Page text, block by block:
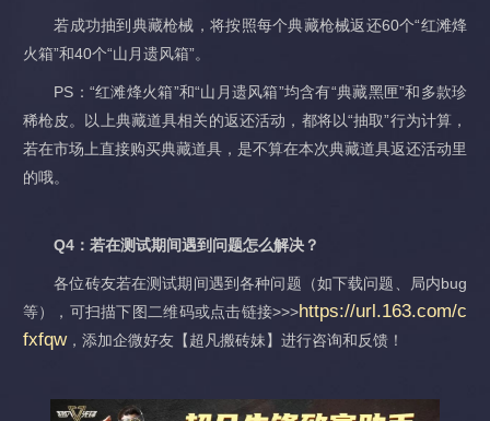
若成功抽到典藏枪械，将按照每个典藏枪械返还60个“红滩烽
火箱”和40个“山月遗风箱”。
PS：“红滩烽火箱”和“山月遗风箱”均含有“典藏黑匣”和多款珍
稀枪皮。以上典藏道具相关的返还活动，都将以“抽取”行为计算，
若在市场上直接购买典藏道具，是不算在本次典藏道具返还活动里
的哦。
Q4：若在测试期间遇到问题怎么解决？
各位砖友若在测试期间遇到各种问题（如下载问题、局内bug
等），可扫描下图二维码或点击链接>>>https://url.163.com/c
fxfqw，添加企微好友【超凡搬砖妹】进行咨询和反馈！